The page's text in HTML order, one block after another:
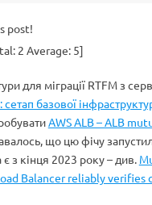
post!
2 Average: 5]
для міграції RTFM з
сетап базової
AWS ALB – ALB
що цю фічу
з кінця 2023 року – див.
Balancer reliably verifies